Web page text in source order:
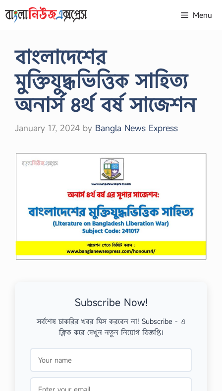
to
Menu
বাংলাদেশের
মুক্তিযুদ্ধভিত্তিক সাহিত্য
অনার্স ৪র্থ বর্ষ সাজেশন
January 17, 2024 by Bangla News Express
Subscribe Now!
সর্বশেষ চাকরির খবর মিস করবেন না! Subscribe - এ
ক্লিক করে দেখুন নতুন নিয়োগ বিজ্ঞপ্তি।